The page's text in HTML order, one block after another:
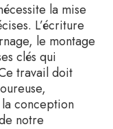
la mise
L’écriture
le montage
clés qui
travail doit
conception
notre